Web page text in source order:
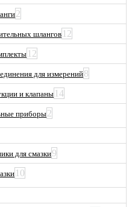
2
шлангов 12
12
для измерений8
и клапаны 14
приборы2
для смазки9
10